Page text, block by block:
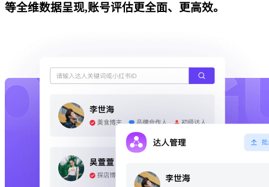
等全维数据呈现,账号评估更全面、更高效。